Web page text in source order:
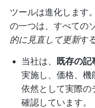
ツールは進化します
の一つは、すべての
的に見直して更新す
当社は、 既存の記
実施し、価格、機
依然として実際の
確認しています。